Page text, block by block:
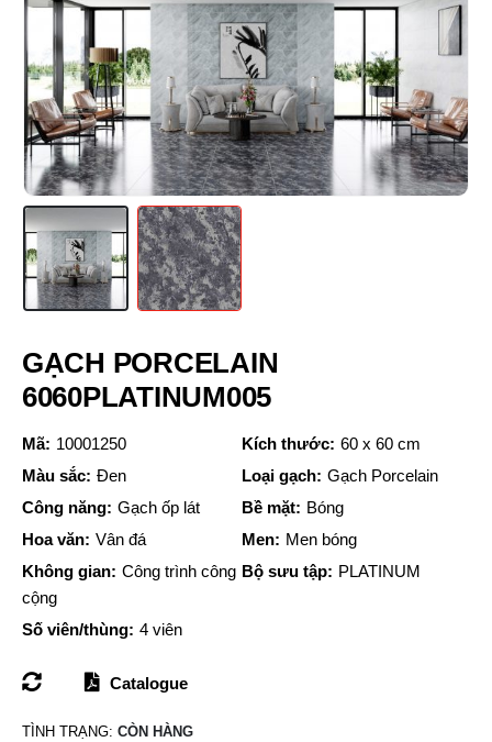
GẠCH PORCELAIN
6060PLATINUM005
Mã: 10001250 Kích thước: 60 x 60 cm
Màu sắc: Đen Loại gạch: Gạch Porcelain
Công năng: Gạch ốp lát Bề mặt: Bóng
Hoa văn: Vân đá Men: Men bóng
Không gian: Công trình công
cộng
Bộ sưu tập: PLATINUM
Số viên/thùng: 4 viên
Catalogue
TÌNH TRẠNG: CÒN HÀNG